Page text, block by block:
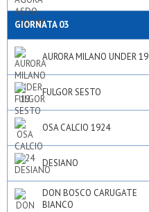
GIORNATA 03
AURORA MILANO UNDER 19
FULGOR SESTO
OSA CALCIO 1924
DESIANO
DON BOSCO CARUGATE
BIANCO